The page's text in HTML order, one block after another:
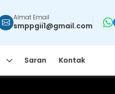
Almat Email
smppgii1@gmail.com
Saran Kontak